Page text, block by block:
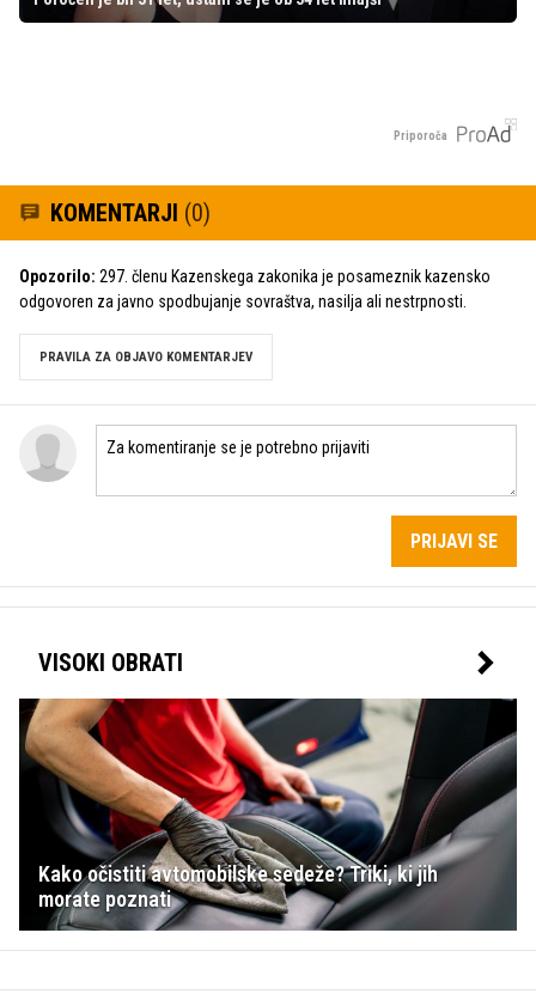
Priporoča
KOMENTARJI (0)
Opozorilo: 297. členu Kazenskega zakonika je posameznik kazensko
odgovoren za javno spodbujanje sovraštva, nasilja ali nestrpnosti.
PRAVILA ZA OBJAVO KOMENTARJEV
PRIJAVI SE
VISOKI OBRATI
Kako očistiti avtomobilske sedeže? Triki, ki jih
morate poznati